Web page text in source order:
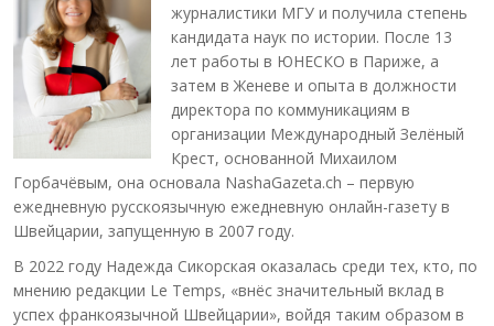
журналистики МГУ и получила степень
кандидата наук по истории. После 13
лет работы в ЮНЕСКО в Париже, а
затем в Женеве и опыта в должности
директора по коммуникациям в
организации Международный Зелёный
Крест, основанной Михаилом
Горбачёвым, она основала NashaGazeta.ch – первую
ежедневную русскоязычную ежедневную онлайн-газету в
Швейцарии, запущенную в 2007 году.
В 2022 году Надежда Сикорская оказалась среди тех, кто, по
мнению редакции Le Temps, «внёс значительный вклад в
успех франкоязычной Швейцарии», войдя таким образом в